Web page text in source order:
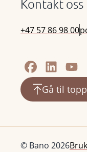
Kontakt oss
+47 57 86 98 00
Gå til
© Bano 2026